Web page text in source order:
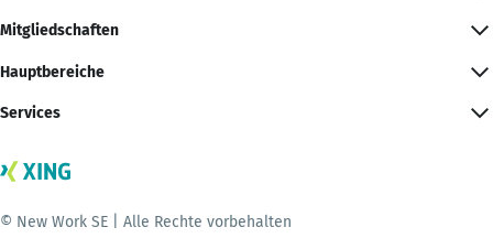
Mitgliedschaften
Hauptbereiche
Services
© New Work SE | Alle Rechte vorbehalten